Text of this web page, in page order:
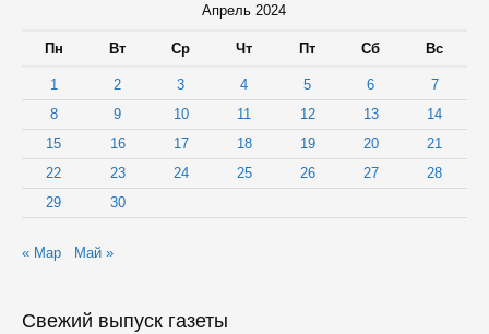
Апрель 2024
Пн Вт Ср Чт Пт Сб Вс
1 2 3 4 5 6
7
8
9 10 11 12 13
14
15
16 17 18 19 20
21
22
23 24 25 26 27
28
29
30
« Мар Май »
Свежий выпуск газеты